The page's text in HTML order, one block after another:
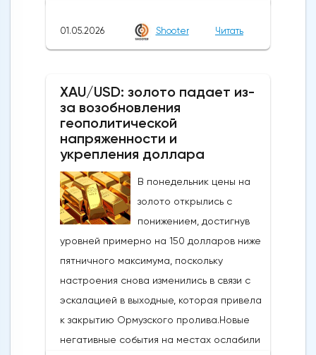
ссылкой на правительство и центральный
банк говорилось, что японские власти
поддержать иену, которая достигла самых
низких уровней с середины 2024 года,
когда проводилась последняя
интервенция. произошло.Сегодняшние
действия следуют недавнему сообщению
о готовности властей вмешаться, когда
пара USDJPY преодолеет сопротивление
уровней, которые в последний раз
торговались в конце февраля, и
ознаменовало коррекцию почти на 61,8%
от ралли 152,39/160,72, при этом
значительный медвежий сигнал был
01.05.2026 Shooter Читать
XAU/USD: золото падает из-
за возобновления
геополитической
напряженности и
укрепления доллара
В понедельник цены на
золото открылись с
понижением, достигнув
уровней примерно на 150 долларов ниже
пятничного максимума, поскольку
настроения снова изменились в связи с
эскалацией в выходные, которая привела
к закрытию Ормузского пролива.Новые
негативные события на местах ослабили